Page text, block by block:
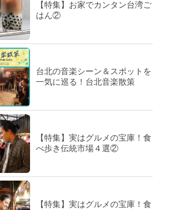
【特集】お家でカンタン台湾ご
はん②
台北の音楽シーン＆スポットを
一気に巡る！台北音楽散策
【特集】実はグルメの宝庫！食
べ歩き伝統市場４選②
【特集】実はグルメの宝庫！食